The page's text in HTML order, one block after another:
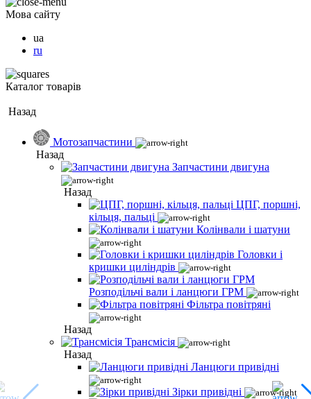
Мова сайту
ua
ru
Каталог товарів
Назад
Мотозапчастини
Назад
Запчастини двигуна
Назад
ЦПГ, поршні,
кільця, пальці
Колінвали і шатуни
Головки і
кришки циліндрів
Розподільчі вали і ланцюги ГРМ
Фільтра повітряні
Назад
Трансмісія
Назад
Ланцюги привідні
Зірки привідні